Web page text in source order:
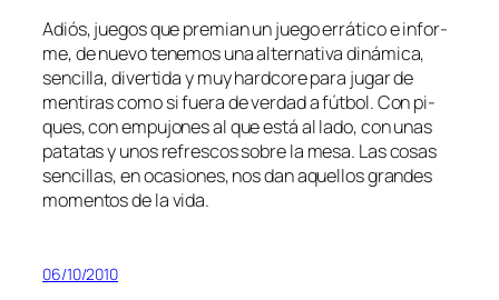
Adiós, jue­gos que pre­mian un jue­go errá­ti­co e in­for­
me, de nue­vo te­ne­mos una al­ter­na­ti­va di­ná­mi­ca,
sen­ci­lla, di­ver­ti­da y muy hard­co­re pa­ra ju­gar de
men­ti­ras co­mo si fue­ra de ver­dad a fút­bol. Con pi­
ques, con em­pu­jo­nes al que es­tá al la­do, con unas
pa­ta­tas y unos re­fres­cos so­bre la me­sa. Las co­sas
sen­ci­llas, en oca­sio­nes, nos dan aque­llos gran­des
mo­men­tos de la vida.
06/10/2010